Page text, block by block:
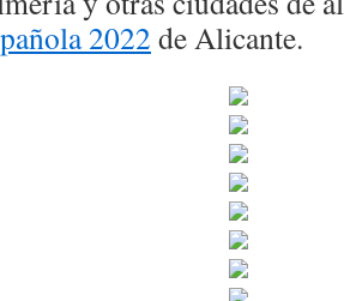
2022 de Alicante.